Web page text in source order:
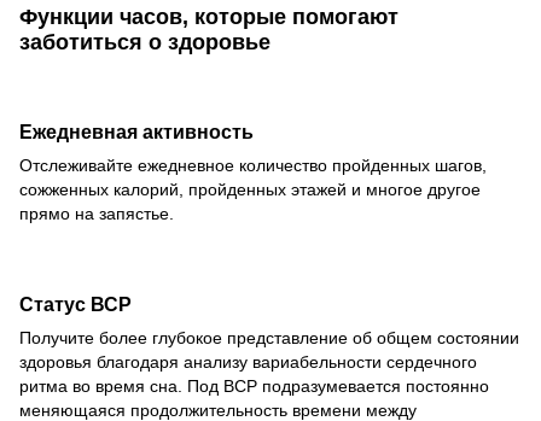
Функции часов, которые помогают
заботиться о здоровье
Ежедневная активность
Отслеживайте ежедневное количество пройденных шагов,
сожженных калорий, пройденных этажей и многое другое
прямо на запястье.
Статус ВСР
Получите более глубокое представление об общем состоянии
здоровья благодаря анализу вариабельности сердечного
ритма во время сна. Под ВСР подразумевается постоянно
меняющаяся продолжительность времени между